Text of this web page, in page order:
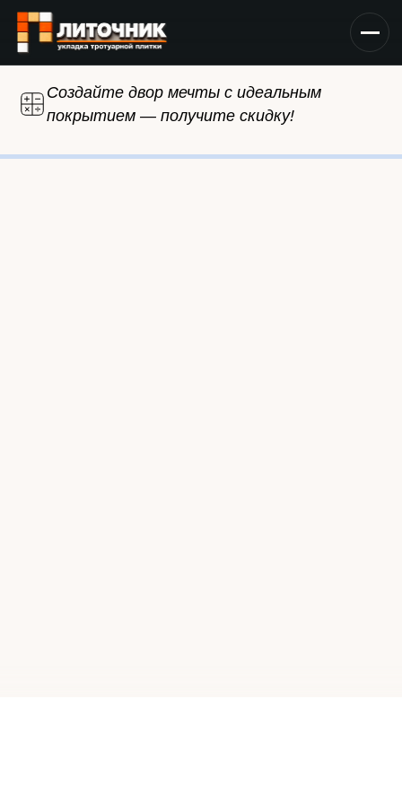
Создайте двор мечты с идеальным
покрытием — получите скидку!